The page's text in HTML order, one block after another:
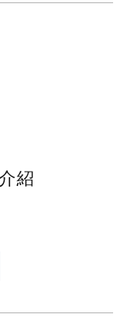
紹